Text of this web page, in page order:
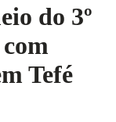
do 3º
Tefé